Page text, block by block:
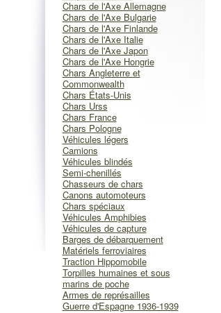
Chars de l'Axe Allemagne
Chars de l'Axe Bulgarie
Chars de l'Axe Finlande
Chars de l'Axe Italie
Chars de l'Axe Japon
Chars de l'Axe Hongrie
Chars Angleterre et
Commonwealth
Chars États-Unis
Chars Urss
Chars France
Chars Pologne
Véhicules légers
Camions
Véhicules blindés
Semi-chenillés
Chasseurs de chars
Canons automoteurs
Chars spéciaux
Véhicules Amphibies
Véhicules de capture
Barges de débarquement
Matériels ferroviaires
Traction Hippomobile
Torpilles humaines et sous
marins de poche
Armes de représailles
Guerre d'Espagne 1936-1939